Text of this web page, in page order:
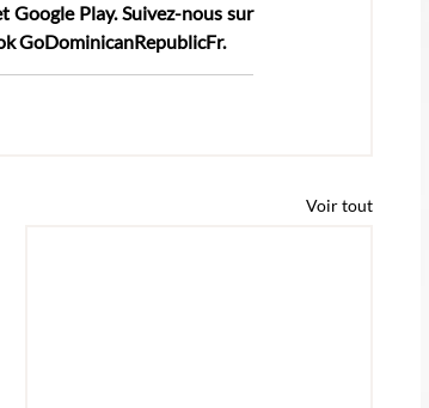
Google Play. Suivez-nous sur
GoDominicanRepublicFr.
Voir tout